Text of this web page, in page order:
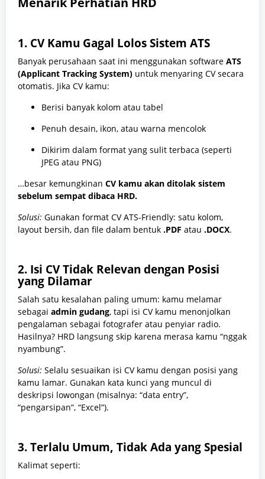
1. CV Kamu Gagal Lolos Sistem ATS
Banyak perusahaan saat ini menggunakan software ATS
(Applicant Tracking System) untuk menyaring CV secara
otomatis. Jika CV kamu:
Berisi banyak kolom atau tabel
Penuh desain, ikon, atau warna mencolok
Dikirim dalam format yang sulit terbaca (seperti
JPEG atau PNG)
…besar kemungkinan CV kamu akan ditolak sistem
sebelum sempat dibaca HRD.
Solusi: Gunakan format CV ATS-Friendly: satu kolom,
layout bersih, dan file dalam bentuk .PDF atau .DOCX.
2. Isi CV Tidak Relevan dengan Posisi
yang Dilamar
Salah satu kesalahan paling umum: kamu melamar
sebagai admin gudang, tapi isi CV kamu menonjolkan
pengalaman sebagai fotografer atau penyiar radio.
Hasilnya? HRD langsung skip karena merasa kamu “nggak
nyambung”.
Solusi: Selalu sesuaikan isi CV kamu dengan posisi yang
kamu lamar. Gunakan kata kunci yang muncul di
deskripsi lowongan (misalnya: “data entry”,
“pengarsipan”, “Excel”).
3.Terlalu Umum, Tidak Ada yang Spesial
Kalimat seperti: